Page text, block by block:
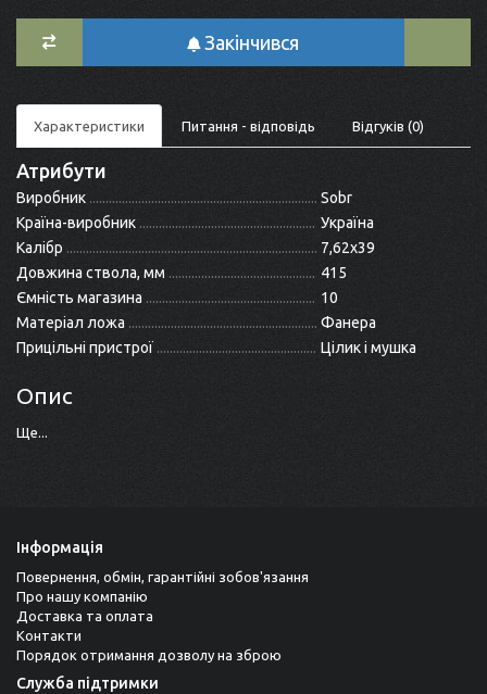
Закінчився
Характеристики Питання - відповідь Відгуків (0)
Атрибути
Виробник
Sobr
Країна-виробник
Україна
Калібр
7,62x39
Довжина ствола, мм
415
Ємність магазина
10
Матеріал ложа
Фанера
Прицільні пристрої
Цілик і мушка
Опис
Ще...
Інформація
Повернення, обмін, гарантійні зобов'язання
Про нашу компанію
Доставка та оплата
Контакти
Порядок отримання дозволу на зброю
Служба підтримки